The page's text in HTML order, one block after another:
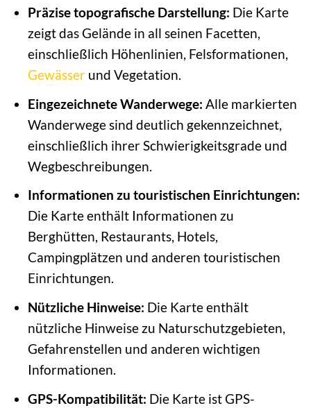
Präzise topografische Darstellung: Die Karte
zeigt das Gelände in all seinen Facetten,
einschließlich Höhenlinien, Felsformationen,
Gewässerund Vegetation.
Eingezeichnete Wanderwege: Alle markierten
Wanderwege sind deutlich gekennzeichnet,
einschließlich ihrer Schwierigkeitsgrade und
Wegbeschreibungen.
Informationen zu touristischen Einrichtungen:
Die Karte enthält Informationen zu
Berghütten, Restaurants, Hotels,
Campingplätzen und anderen touristischen
Einrichtungen.
Nützliche Hinweise: Die Karte enthält
nützliche Hinweise zu Naturschutzgebieten,
Gefahrenstellen und anderen wichtigen
Informationen.
GPS-Kompatibilität: Die Karte ist GPS-